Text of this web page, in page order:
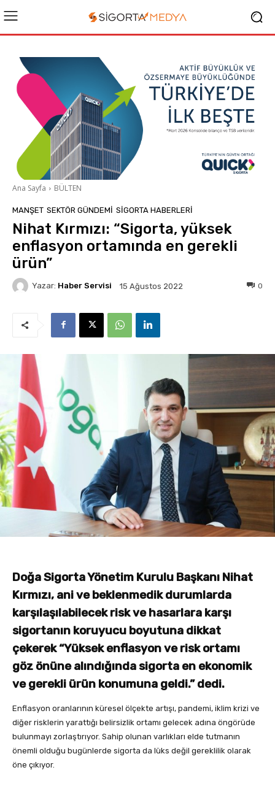
Ana Sayfa BÜLTEN
MANŞET SEKTÖR GÜNDEMİ SIGORTA HABERLERI
Nihat Kırmızı: “Sigorta, yüksek
enflasyon ortamında en gerekli
ürün”
Yazar: Haber Servisi 15 Ağustos 2022 0
Doğa Sigorta Yönetim Kurulu Başkanı Nihat
Kırmızı, ani ve beklenmedik durumlarda
karşılaşılabilecek risk ve hasarlara karşı
sigortanın koruyucu boyutuna dikkat
çekerek “Yüksek enflasyon ve risk ortamı
göz önüne alındığında sigorta en ekonomik
ve gerekli ürün konumuna geldi.” dedi.
Enflasyon oranlarının küresel ölçekte artışı, pandemi, iklim krizi ve
diğer risklerin yarattığı belirsizlik ortamı gelecek adına öngörüde
bulunmayı zorlaştırıyor. Sahip olunan varlıkları elde tutmanın
önemli olduğu bugünlerde sigorta da lüks değil gereklilik olarak
öne çıkıyor.